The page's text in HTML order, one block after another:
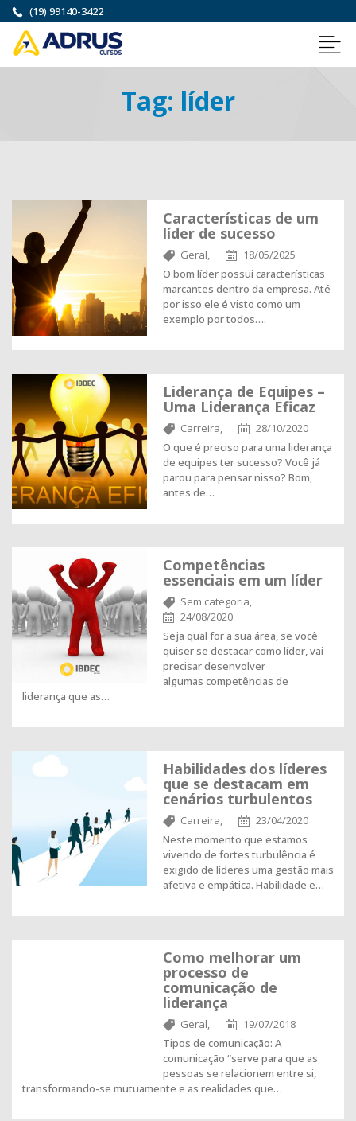
(19) 99140-3422
Tag: líder
Características de um
líder de sucesso
Geral,
18/05/2025
O bom líder possui características
marcantes dentro da empresa. Até
por isso ele é visto como um
exemplo por todos….
Liderança de Equipes –
Uma Liderança Eficaz
Carreira,
28/10/2020
O que é preciso para uma liderança
de equipes ter sucesso? Você já
parou para pensar nisso? Bom,
antes de…
Competências
essenciais em um líder
Sem categoria,
24/08/2020
Seja qual for a sua área, se você
quiser se destacar como líder, vai
precisar desenvolver
algumas competências de
liderança que as…
Habilidades dos líderes
que se destacam em
cenários turbulentos
Carreira,
23/04/2020
Neste momento que estamos
vivendo de fortes turbulência é
exigido de líderes uma gestão mais
afetiva e empática. Habilidade e…
Como melhorar um
processo de
comunicação de
liderança
Geral,
19/07/2018
Tipos de comunicação: A
comunicação “serve para que as
pessoas se relacionem entre si,
transformando-se mutuamente e as realidades que…